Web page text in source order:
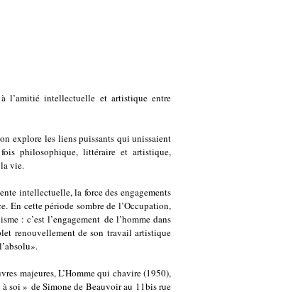
l’amitié intellectuelle et artistique entre
explore les liens puissants qui unissaient
philosophique, littéraire et artistique,
vie.
intellectuelle, la force des engagements
En cette période sombre de l’Occupation,
: c’est l’engagement de l’homme dans
renouvellement de son travail artistique
majeures, L’Homme qui chavire (1950),
soi » de Simone de Beauvoir au 11bis rue